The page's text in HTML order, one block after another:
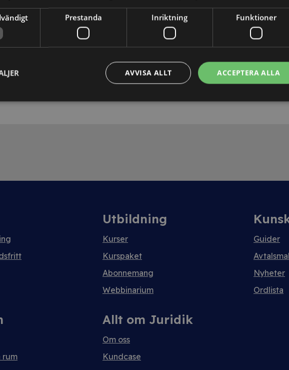
Utbildning
Kurser
Kurspaket
Abonnemang
Webbinarium
Guider
Nyheter
Ordlista
rum
Allt om Juridik
Om oss
Kundcase
Prestanda Inriktning Funktioner
ACCEPTERA ALLA
AVVISA ALLT